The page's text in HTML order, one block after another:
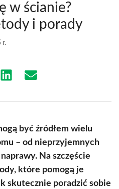
w ścianie?
i porady
r.
Share Share
być źródłem wielu
– od nieprzyjemnych
Na szczęście
które pomogą je
skutecznie poradzić sobie